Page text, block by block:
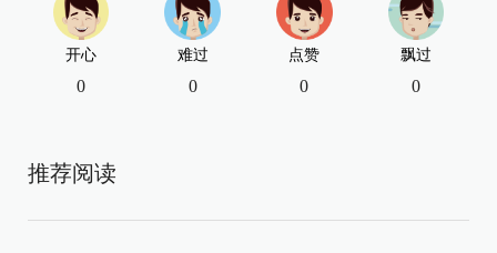
开心
0
难过
0
点赞
0
飘过
0
推荐阅读